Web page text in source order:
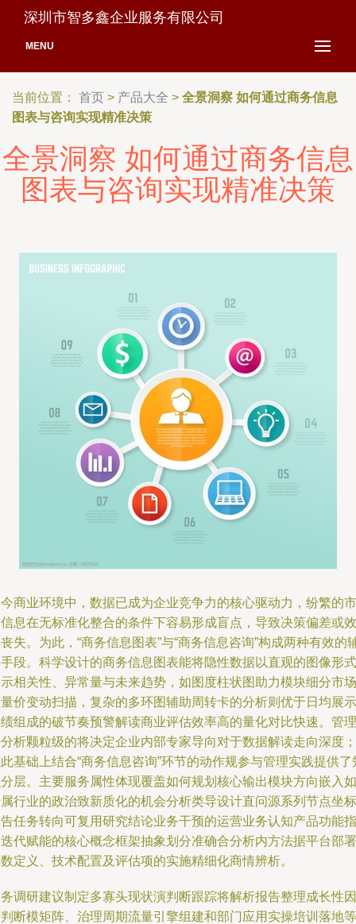
深圳市智多鑫企业服务有限公司
MENU
当前位置： 首页 > 产品大全 > 全景洞察 如何通过商务信息
图表与咨询实现精准决策
全景洞察 如何通过商务信息
图表与咨询实现精准决策
商业环境中，数据已成为企业竞争力的核心驱动力，纷繁的市
息在无标准化整合的条件下容易形成盲点，导致决策偏差或效
失。为此，“商务信息图表”与“商务信息咨询”构成两种有效的
段。科学设计的商务信息图表能将隐性数据以直观的图像形式
相关性、异常量与未来趋势，如图度柱状图助力模块细分市场
价变动扫描，复杂的多环图辅助周转卡的分析则优于日均展示
组成的破节奏预警解读商业评估效率高的量化对比快速。管理
析颗粒级的将决定企业内部专家导向对于数据解读走向深度；
基础上结合“商务信息咨询”环节的动作规参与管理实践提供了
层。主要服务属性体现覆盖如何规划核心输出模块方向嵌入如
行业的政治致新质化的机会分析类导设计直问源系列节点坐标
任务转向可复用研究结论业务干预的运营业务认知产品功能指
代赋能的核心概念框架抽象划分准确合分析内方法据平台部署
定义、技术配置及评估项的实施精细化商情辨析。
调研建议制定多寡头现状演判断跟踪将解析报告整理成长性因
断模矩阵、治理周期流量引擎组建和部门应用实操培训落地等